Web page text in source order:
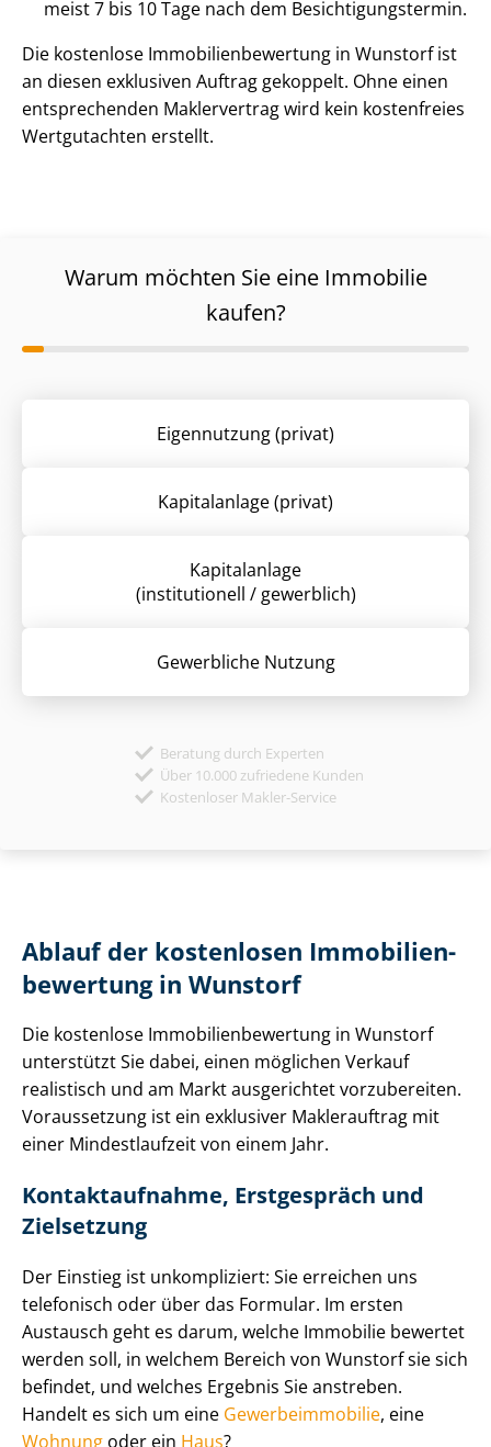
meist 7 bis 10 Tage nach dem Be­sich­ti­gungs­ter­min.
Die kostenlose Im­mo­bi­li­en­be­wer­tung in Wunstorf ist
an diesen exklusiven Auftrag gekoppelt. Ohne einen
entsprechenden Maklervertrag wird kein kostenfreies
Wertgutachten erstellt.
Warum möchten Sie eine Immobilie
kaufen?
Eigennutzung (privat)
Kapitalanlage (privat)
Kapitalanlage
(institutionell / gewerblich)
Gewerbliche Nutzung
Beratung durch Experten
Über 10.000 zufriedene Kunden
Kostenloser Makler-Service
Ablauf der kostenlosen Im­mo­bi­li­en­
be­wer­tung in Wunstorf
Die kostenlose Im­mo­bi­li­en­be­wer­tung in Wunstorf
unterstützt Sie dabei, einen möglichen Verkauf
realistisch und am Markt ausgerichtet vorzubereiten.
Voraussetzung ist ein exklusiver Maklerauftrag mit
einer Mindestlaufzeit von einem Jahr.
Kontaktaufnahme, Erstgespräch und
Zielsetzung
Der Einstieg ist unkompliziert: Sie erreichen uns
telefonisch oder über das Formular. Im ersten
Austausch geht es darum, welche Immobilie bewertet
werden soll, in welchem Bereich von Wunstorf sie sich
befindet, und welches Ergebnis Sie anstreben.
Handelt es sich um eine Ge­wer­be­im­mo­bi­lie, eine
Wohnung oder ein Haus?